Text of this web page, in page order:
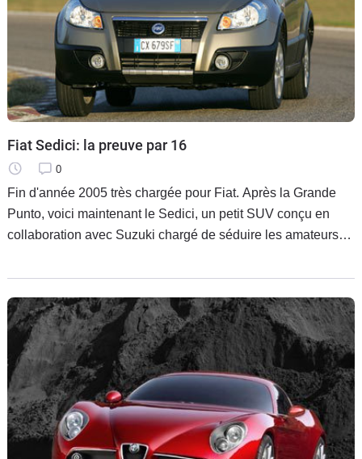
Fiat Sedici: la preuve par 16
0
Fin d'année 2005 très chargée pour Fiat. Après la Grande
Punto, voici maintenant le Sedici, un petit SUV conçu en
collaboration avec Suzuki chargé de séduire les amateurs